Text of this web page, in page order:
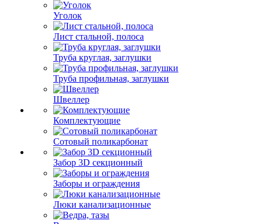
Уголок
Лист стальной, полоса
Труба круглая, заглушки
Труба профильная, заглушки
Швеллер
Комплектующие
Сотовый поликарбонат
Забор 3D секционный
Заборы и ограждения
Люки канализационные